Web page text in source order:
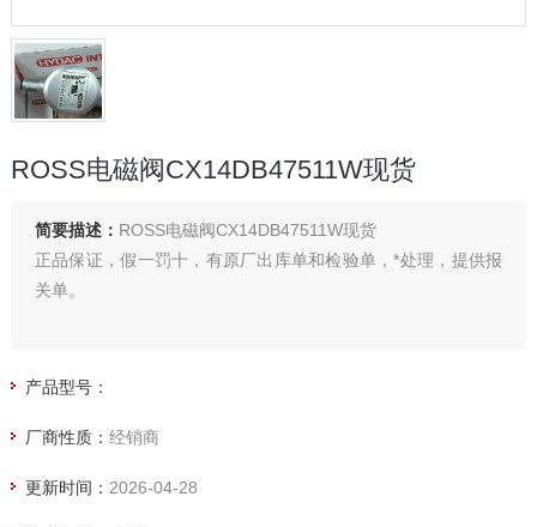
ROSS电磁阀CX14DB47511W现货
简要描述： ROSS电磁阀CX14DB47511W现货
正品保证，假一罚十，有原厂出库单和检验单，*处理，提供报
关单。
产品型号：
厂商性质： 经销商
更新时间： 2026-04-28